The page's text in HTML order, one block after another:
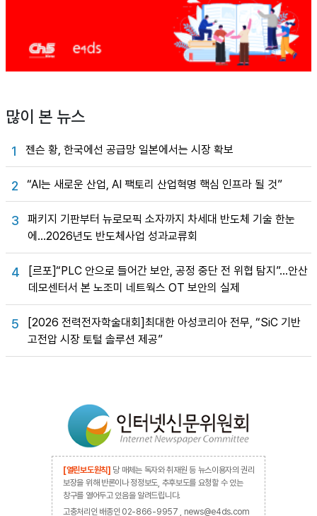
많이 본 뉴스
1 젠슨 황, 한국에선 공급망 일본에서는 시장 확보
2 “AI는 새로운 산업, AI 팩토리 산업혁명 핵심 인프라 될 것”
3
패키지 기판부터 뉴로모픽 소자까지 차세대 반도체 기술 한눈
에…2026년도 반도체사업 성과교류회
4
[르포]“PLC 안으로 들어간 보안, 공정 중단 전 위협 탐지”…안산
데모센터서 본 노조미 네트웍스 OT 보안의 실제
5
[2026 전력전자학술대회]최대한 아성코리아 전무, “SiC 기반
고전압 시장 토털 솔루션 제공”
[열린보도원칙] 당 매체는 독자와 취재원 등 뉴스이용자의 권리
보장을 위해 반론이나 정정보도, 추후보도를 요청할 수 있는
창구를 열어두고 있음을 알려드립니다.
고충처리인 배종인 02-866-9957 , news@e4ds.com